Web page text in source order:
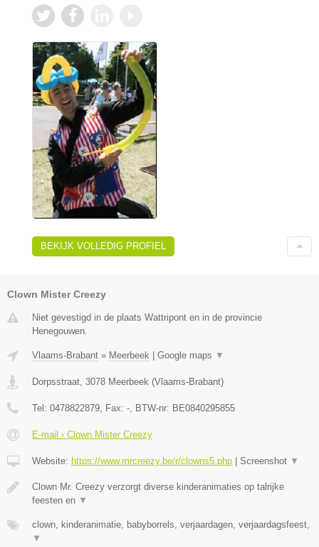
BEKIJK VOLLEDIG PROFIEL
Clown Mister Creezy
Niet gevestigd in de plaats Wattripont en in de provincie
Henegouwen.
Vlaams-Brabant » Meerbeek Google maps ▼
Dorpsstraat, 3078 Meerbeek (Vlaams-Brabant)
Tel: 0478822879, Fax: -, BTW-nr: BE0840295855
E-mail › Clown Mister Creezy
Website: https://www.mrcreezy.be/r/clowns5.php Screenshot ▼
Clown Mr. Creezy verzorgt diverse kinderanimaties op talrijke
feesten en ▼
clown, kinderanimatie, babyborrels, verjaardagen, verjaardagsfeest,
▼